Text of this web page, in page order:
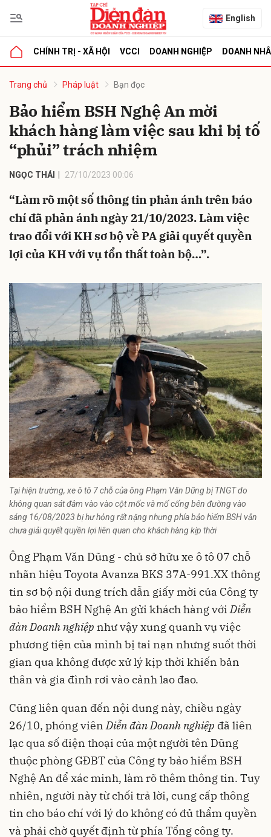
English
CHÍNH TRỊ - XÃ HỘI VCCI DOANH NGHIỆP DOANH
Trang chủ Pháp luật Bạn đọc
Bảo hiểm BSH Nghệ An mời
khách hàng làm việc sau khi bị tố
“phủi” trách nhiệm
NGỌC THÁI 27/10/2023 00:06
“Làm rõ một số thông tin phản ánh trên báo
chí đã phản ánh ngày 21/10/2023. Làm việc
trao đổi với KH sơ bộ về PA giải quyết quyền
lợi của KH với vụ tổn thất toàn bộ…”.
Tại hiện trường, xe ô tô 7 chỗ của ông Phạm Văn Dũng bị TNGT do
không quan sát đâm vào vào cột mốc và mố cống bên đường vào
sáng 16/08/2023 bị hư hỏng rất nặng nhưng phía bảo hiểm BSH vẫn
chưa giải quyết quyền lợi liên quan cho khách hàng kịp thời
Ông Phạm Văn Dũng - chủ sở hữu xe ô tô 07 chỗ
nhãn hiệu Toyota Avanza BKS 37A-991.XX thông
tin sơ bộ nội dung trích dẫn giấy mời của Công ty
bảo hiểm BSH Nghệ An gửi khách hàng vớiDiễn
đàn Doanh nghiệp như vậy xung quanh vụ việc
phương tiện của mình bị tai nạn nhưng suốt thời
gian qua không được xử lý kịp thời khiến bản
thân và gia đình rơi vào cảnh lao đao.
Cũng liên quan đến nội dung này, chiều ngày
26/10, phóng viênDiễn đàn Doanh nghiệp đã liên
lạc qua số điện thoại của một người tên Dũng
thuộc phòng GĐBT của Công ty bảo hiểm BSH
Nghệ An để xác minh, làm rõ thêm thông tin. Tuy
nhiên, người này từ chối trả lời, cung cấp thông
tin cho báo chí với lý do không có đủ thẩm quyền
và phải chờ quyết định từ phía Tổng công ty.
luận
Hủy